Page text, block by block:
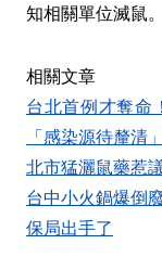
知相關單位滅鼠。
相關文章
台北首例才奪
「感染源待釐清」
北市猛灑鼠藥惹
台中小火鍋爆倒
保局出手了